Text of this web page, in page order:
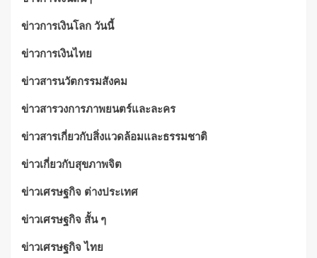
ข่าวการเงินโลก วันนี้
ข่าวการเงินไทย
ข่าวสารนวัตกรรมสังคม
ข่าวสารวงการภาพยนตร์และละคร
ข่าวสารเกี่ยวกับสิ่งแวดล้อมและธรรมชาติ
ข่าวเกี่ยวกับสุขภาพจิต
ข่าวเศรษฐกิจ ต่างประเทศ
ข่าวเศรษฐกิจ สั้น ๆ
ข่าวเศรษฐกิจ ไทย